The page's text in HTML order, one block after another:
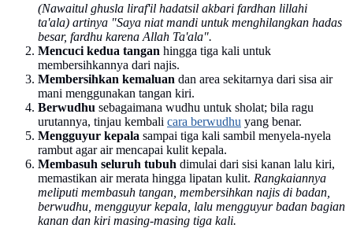
(Nawaitul ghusla liraf'il hadatsil akbari fardhan lillahi
ta'ala) artinya "Saya niat mandi untuk menghilangkan hadas
besar, fardhu karena Allah Ta'ala".
Mencuci kedua tangan hingga tiga kali untuk
membersihkannya dari najis.
Membersihkan kemaluan dan area sekitarnya dari sisa air
mani menggunakan tangan kiri.
Berwudhu sebagaimana wudhu untuk sholat; bila ragu
urutannya, tinjau kembali cara berwudhu yang benar.
Mengguyur kepala sampai tiga kali sambil menyela-nyela
rambut agar air mencapai kulit kepala.
Membasuh seluruh tubuh dimulai dari sisi kanan lalu kiri,
memastikan air merata hingga lipatan kulit. Rangkaiannya
meliputi membasuh tangan, membersihkan najis di badan,
berwudhu, mengguyur kepala, lalu mengguyur badan bagian
kanan dan kiri masing-masing tiga kali.